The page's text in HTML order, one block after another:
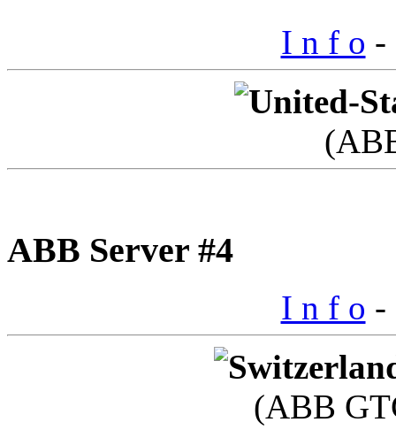
I n f o -
ABB Server #4
I n f o -
(ABB